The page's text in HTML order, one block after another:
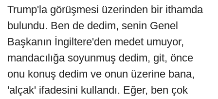
Trump'la görüşmesi üzerinden bir ithamda
bulundu. Ben de dedim, senin Genel
Başkanın İngiltere'den medet umuyor,
mandacılığa soyunmuş dedim, git, önce
onu konuş dedim ve onun üzerine bana,
'alçak' ifadesini kullandı. Eğer, ben çok